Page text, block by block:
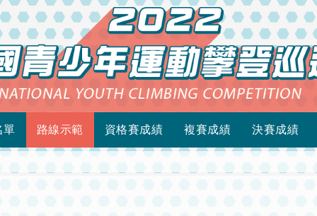
單 路線示範 資格賽成績 複賽成績 決賽成績